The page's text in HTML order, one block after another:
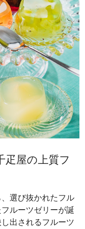
疋屋の上質フ
選び抜かれたフル
ルーツゼリーが誕
出されるフルーツ